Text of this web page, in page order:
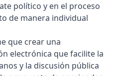
político y en el proceso
de manera individual
que crear una
electrónica que facilite la
y la discusión pública